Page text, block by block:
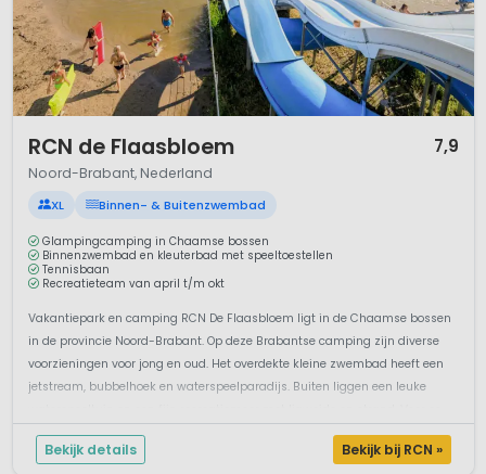
RCN de Flaasbloem 7,9
Noord-Brabant, Nederland
XL Binnen- & Buitenzwembad
Glampingcamping in Chaamse bossen
Binnenzwembad en kleuterbad met speeltoestellen
Tennisbaan
Recreatieteam van april t/m okt
Vakantiepark en camping RCN De Flaasbloem ligt in de Chaamse bossen
in de provincie Noord-Brabant. Op deze Brabantse camping zijn diverse
voorzieningen voor jong en oud. Het overdekte kleine zwembad heeft een
jetstream, bubbelhoek en waterspeelparadijs. Buiten liggen een leuke
Bekijk details Bekijk bij RCN »